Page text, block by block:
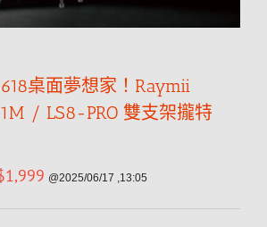
桌面夢想家！Raymii
/ LS8-PRO 雙支架攏特
1,999 @2025/06/17 ,13:05